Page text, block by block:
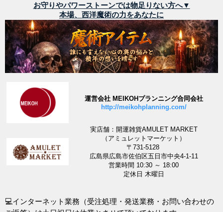
お守りやパワーストーンでは物足りない方へ▼
本場、西洋魔術の力をあなたに
運営会社 MEIKOHプランニング合同会社
http://meikohplanning.com/
実店舗：開運雑貨AMULET MARKET
（アミュレットマーケット）
〒731-5128
広島県広島市佐伯区五日市中央4-1-11
営業時間 10:30 ～ 18:00
定休日 木曜日
💻インターネット業務（受注処理・発送業務・お問い合わせの